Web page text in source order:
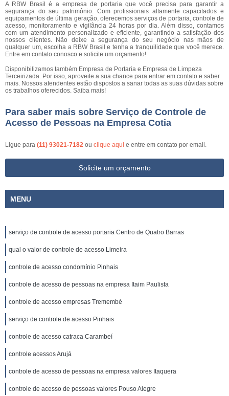
A RBW Brasil é a empresa de portaria que você precisa para garantir a
segurança do seu patrimônio. Com profissionais altamente capacitados e
equipamentos de última geração, oferecemos serviços de portaria, controle de
acesso, monitoramento e vigilância 24 horas por dia. Além disso, contamos
com um atendimento personalizado e eficiente, garantindo a satisfação dos
nossos clientes. Não deixe a segurança do seu negócio nas mãos de
qualquer um, escolha a RBW Brasil e tenha a tranquilidade que você merece.
Entre em contato conosco e solicite um orçamento!
Disponibilizamos também Empresa de Portaria e Empresa de Limpeza
Terceirizada. Por isso, aproveite a sua chance para entrar em contato e saber
mais. Nossos atendentes estão dispostos a sanar todas as suas dúvidas sobre
os trabalhos oferecidos. Saiba mais!
Para saber mais sobre Serviço de Controle de
Acesso de Pessoas na Empresa Cotia
Ligue para (11) 93021-7182 ou clique aqui e entre em contato por email.
Solicite um orçamento
MENU
serviço de controle de acesso portaria Centro de Quatro Barras
qual o valor de controle de acesso Limeira
controle de acesso condomínio Pinhais
controle de acesso de pessoas na empresa Itaim Paulista
controle de acesso empresas Tremembé
serviço de controle de acesso Pinhais
controle de acesso catraca Carambeí
controle acessos Arujá
controle de acesso de pessoas na empresa valores Itaquera
controle de acesso de pessoas valores Pouso Alegre